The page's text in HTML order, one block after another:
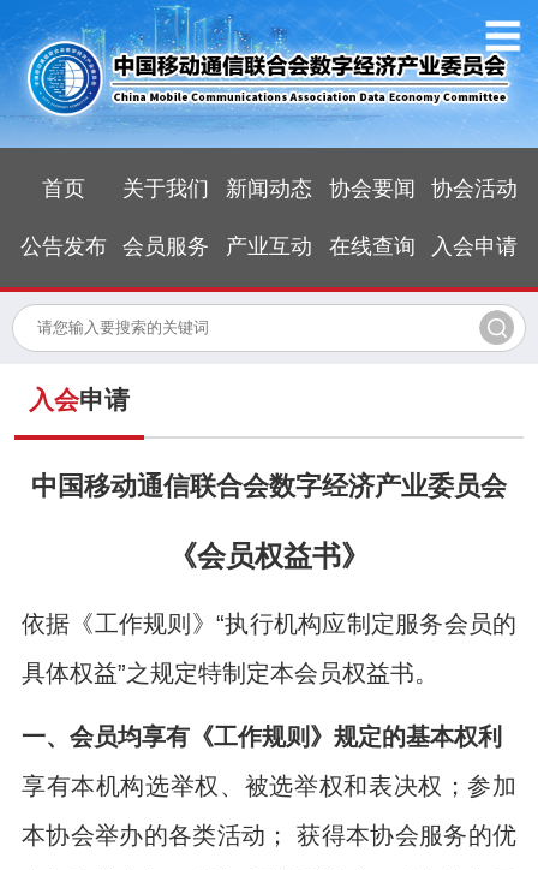
首页 关于我们 新闻动态 协会要闻 协会活动
公告发布 会员服务 产业互动 在线查询 入会申请
入会申请
中国移动通信联合会数字经济产业委员会
《会员权益书》
依据《工作规则》“执行机构应制定服务会员的
具体权益”之规定特制定本会员权益书。
一、会员均享有《工作规则》规定的基本权利
享有本机构选举权、被选举权和表决权；参加
本协会举办的各类活动； 获得本协会服务的优